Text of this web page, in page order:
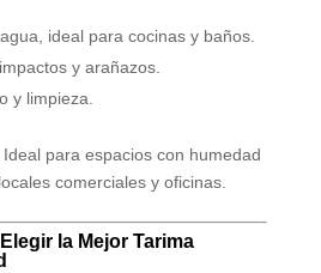
ideal para cocinas y baños.
y arañazos.
y limpieza.
Ideal para espacios con humedad
comerciales y oficinas.
la Mejor Tarima